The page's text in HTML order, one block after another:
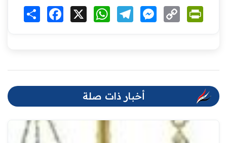
انشر Facebook WhatsAppTelegramMessenger
Copy
Link
أخبار ذات صلة